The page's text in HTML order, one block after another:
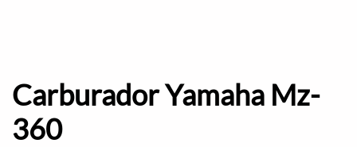
Carburador Yamaha Mz-
360